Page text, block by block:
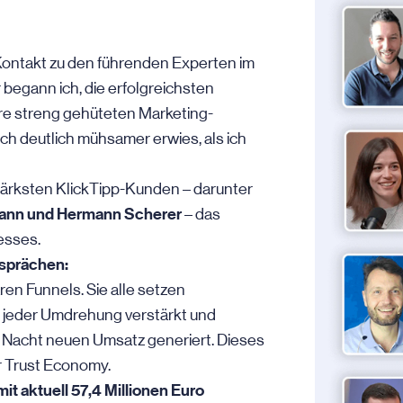
zu den führenden Experten im
ich, die erfolgreichsten
streng gehüteten Marketing-
deutlich mühsamer erwies, als ich
KlickTipp-Kunden – darunter
und Hermann Scherer– das
Funnels. Sie alle setzen
Umdrehung verstärkt und
neuen Umsatz generiert. Dieses
Economy.
aktuell 57,4 Millionen Euro